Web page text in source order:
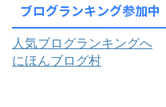
ブログランキング参加中
人気ブログランキングへ
にほんブログ村